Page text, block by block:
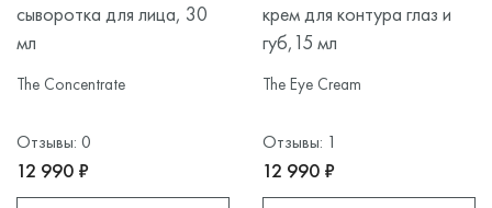
сыворотка для лица, 30
мл
The Concentrate
Отзывы: 0
12 990 ₽
крем для контура глаз и
губ,15 мл
The Eye Cream
Отзывы: 1
12 990 ₽